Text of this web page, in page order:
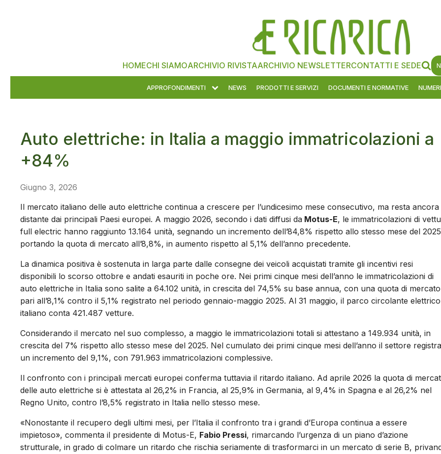
HOMECHI SIAMOARCHIVIO RIVISTAARCHIVIO NEWSLETTERCONTATTI E SEDE
APPROFONDIMENTI NEWS PRODOTTI E SERVIZI DOCUMENTI E NORMATIVE
Auto elettriche: in Italia a maggio immatricolazioni a
+84%
Giugno 3, 2026
Il mercato italiano delle auto elettriche continua a crescere per l’undicesimo mese consecutivo, ma resta ancora
distante dai principali Paesi europei. A maggio 2026, secondo i dati diffusi da Motus-E, le immatricolazioni di
full electric hanno raggiunto 13.164 unità, segnando un incremento dell’84,8% rispetto allo stesso mese del
portando la quota di mercato all’8,8%, in aumento rispetto al 5,1% dell’anno precedente.
La dinamica positiva è sostenuta in larga parte dalle consegne dei veicoli acquistati tramite gli incentivi resi
disponibili lo scorso ottobre e andati esauriti in poche ore. Nei primi cinque mesi dell’anno le immatricolazioni di
auto elettriche in Italia sono salite a 64.102 unità, in crescita del 74,5% su base annua, con una quota di mercato
pari all’8,1% contro il 5,1% registrato nel periodo gennaio-maggio 2025. Al 31 maggio, il parco circolante elettrico
italiano conta 421.487 vetture.
Considerando il mercato nel suo complesso, a maggio le immatricolazioni totali si attestano a 149.934 unità, in
crescita del 7% rispetto allo stesso mese del 2025. Nel cumulato dei primi cinque mesi dell’anno il settore registra
un incremento del 9,1%, con 791.963 immatricolazioni complessive.
Il confronto con i principali mercati europei conferma tuttavia il ritardo italiano. Ad aprile 2026 la quota di
delle auto elettriche si è attestata al 26,2% in Francia, al 25,9% in Germania, al 9,4% in Spagna e al 26,2% nel
Regno Unito, contro l’8,5% registrato in Italia nello stesso mese.
«Nonostante il recupero degli ultimi mesi, per l’Italia il confronto tra i grandi d’Europa continua a essere
impietoso», commenta il presidente di Motus-E, Fabio Pressi, rimarcando l’urgenza di un piano d’azione
strutturale, in grado di colmare un ritardo che rischia seriamente di trasformarci in un mercato di serie B,